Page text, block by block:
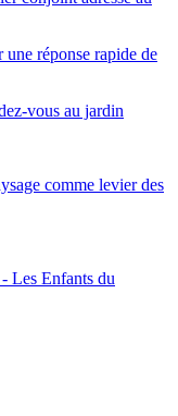
une réponse rapide de
vous au jardin
comme levier des
Les Enfants du